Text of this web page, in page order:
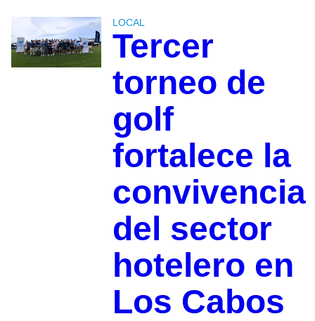
LOCAL
Tercer
torneo de
golf
fortalece la
convivencia
del sector
hotelero en
Los Cabos